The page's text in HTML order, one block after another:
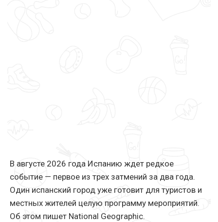
В августе 2026 года Испанию ждет редкое
событие — первое из трех затмений за два года.
Один испанский город уже готовит для туристов и
местных жителей целую программу мероприятий.
Об этом пишет National Geographic.